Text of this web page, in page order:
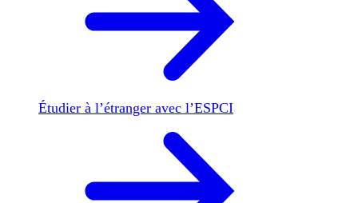
Étudier à l’étranger avec l’ESPCI